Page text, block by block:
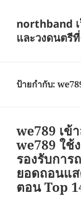
northband
และวงดนตรี
ป้ายกำกับ:
we789 เข้
we789 ใช้
รองรับการ
ยอดถอนแ
ตอน Top